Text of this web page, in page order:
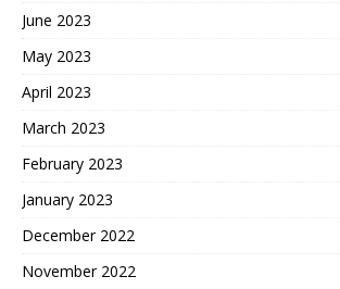
June 2023
May 2023
April 2023
March 2023
February 2023
January 2023
December 2022
November 2022